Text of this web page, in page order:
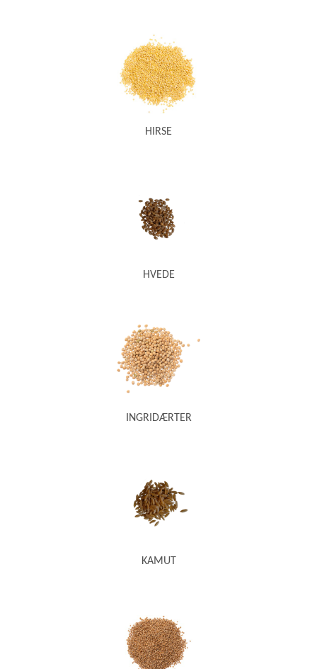
HIRSE
HVEDE
INGRIDÆRTER
KAMUT